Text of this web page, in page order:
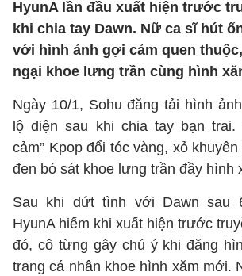
HyunA lần đầu xuất hiện trước
khi chia tay Dawn. Nữ ca sĩ hút
với hình ảnh gợi cảm quen
ngại khoe lưng trần cùng hình
Ngày 10/1, Sohu đăng tải hình ảnh
lộ diện sau khi chia tay bạn trai.
cảm” Kpop đổi tóc vàng, xỏ
đen bó sát khoe lưng trần đầy hình
Sau khi dứt tình với Dawn sau
HyunA hiếm khi xuất hiện trước
đó, cô từng gây chú ý khi đăng
trang cá nhân khoe hình xăm mới.